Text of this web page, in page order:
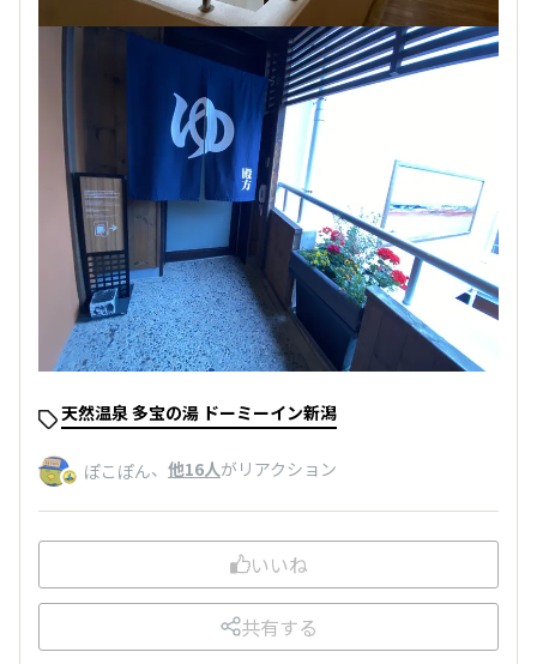
天然温泉 多宝の湯 ドーミーイン新潟
ぽこぽん、 他16人がリアクション
いいね
共有する